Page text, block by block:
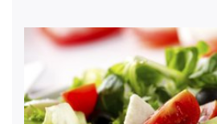
ÜBER SCHLÜSSELWORT SUCHEN